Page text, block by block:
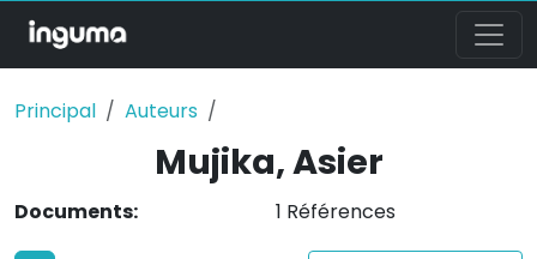
Principal Auteurs
Mujika, Asier
Documents: 1 Références